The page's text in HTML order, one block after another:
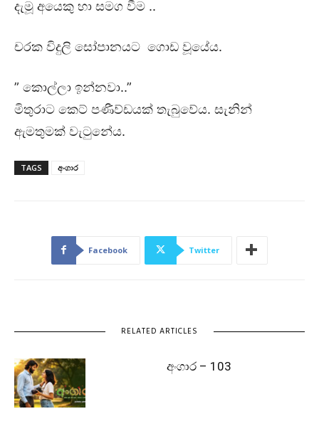
දැමූ අයෙකු හා සමග වීම ..
චරක විදුලි සෝපානයට ගොඩ වූයේය.
” කොල්ලා ඉන්නවා..”
මිතුරාට කෙට් පණීව්ඩයක් තැබුවේය. සැනින්
ඇමතුමක් වැටුනේය.
TAGS අංගාර
Facebook Twitter
RELATED ARTICLES
අංගාර – 103